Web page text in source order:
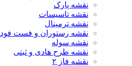
نقشه پارک
نقشه تاسیسات
نقشه ترمینال
نقشه رستوران و فست فود
نقشه سوله
نقشه طرح هادی و ثبتی
نقشه فاز ۲